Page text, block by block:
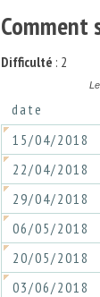
Comment
Difficulté : 2
date
15/04/2018
22/04/2018
29/04/2018
06/05/2018
20/05/2018
03/06/2018